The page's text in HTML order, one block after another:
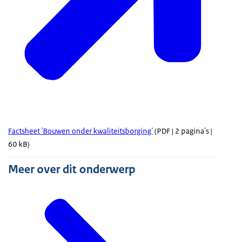
Factsheet 'Bouwen onder kwaliteitsborging'(PDF | 2 pagina's |
60 kB)
Meer over dit onderwerp